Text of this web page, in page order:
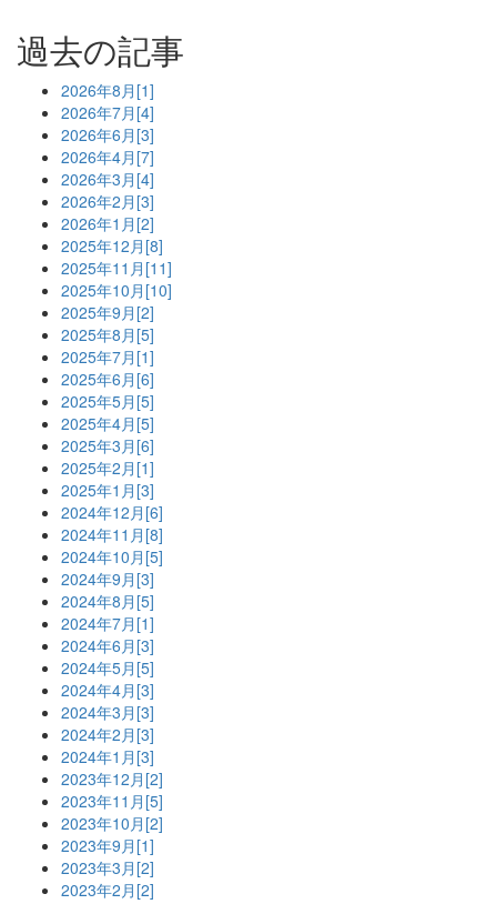
過去の記事
2026年8月[1]
2026年7月[4]
2026年6月[3]
2026年4月[7]
2026年3月[4]
2026年2月[3]
2026年1月[2]
2025年12月[8]
2025年11月[11]
2025年10月[10]
2025年9月[2]
2025年8月[5]
2025年7月[1]
2025年6月[6]
2025年5月[5]
2025年4月[5]
2025年3月[6]
2025年2月[1]
2025年1月[3]
2024年12月[6]
2024年11月[8]
2024年10月[5]
2024年9月[3]
2024年8月[5]
2024年7月[1]
2024年6月[3]
2024年5月[5]
2024年4月[3]
2024年3月[3]
2024年2月[3]
2024年1月[3]
2023年12月[2]
2023年11月[5]
2023年10月[2]
2023年9月[1]
2023年3月[2]
2023年2月[2]